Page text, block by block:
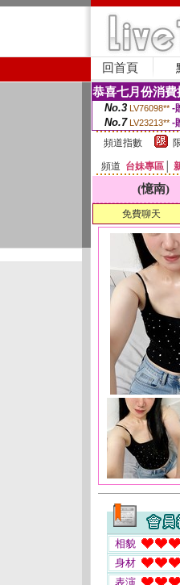
回首頁
恭喜七月份消
No.3 LV76098** -
No.7 LV23213** -
頻道指數
頻道 台妹專區
(憶南)
免費聊天
相貌
身材
表演